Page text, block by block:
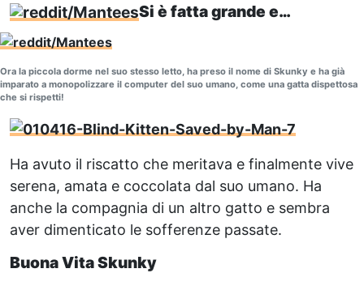
Si è fatta grande e…
Ora la piccola dorme nel suo stesso letto, ha preso il nome di Skunky e ha già
imparato a monopolizzare il computer del suo umano, come una gatta dispettosa
che si rispetti!
Ha avuto il riscatto che meritava e finalmente vive
serena, amata e coccolata dal suo umano. Ha
anche la compagnia di un altro gatto e sembra
aver dimenticato le sofferenze passate.
Buona Vita Skunky